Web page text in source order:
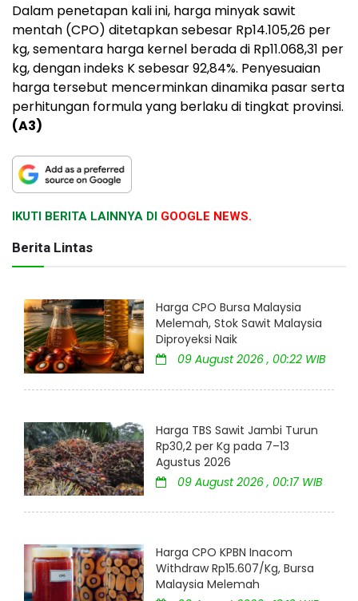
Dalam penetapan kali ini, harga minyak sawit
mentah (CPO) ditetapkan sebesar Rp14.105,26 per
kg, sementara harga kernel berada di Rp11.068,31 per
kg, denganindeks K sebesar 92,84%. Penyesuaian
harga tersebut mencerminkan dinamika pasar serta
perhitungan formula yang berlaku di tingkat provinsi.
(A3)
IKUTI BERITA LAINNYA DI GOOGLE NEWS.
Berita Lintas
Harga CPO Bursa Malaysia
Melemah, Stok Sawit Malaysia
Diproyeksi Naik
09 August 2026 , 00:22 WIB
Harga TBS Sawit Jambi Turun
Rp30,2 per Kg pada 7–13
Agustus 2026
09 August 2026 , 00:17 WIB
Harga CPO KPBN Inacom
Withdraw Rp15.607/Kg, Bursa
Malaysia Melemah